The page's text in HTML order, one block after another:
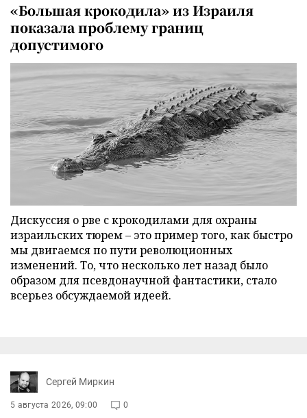
«Большая крокодила» из Израиля
показала проблему границ
допустимого
Дискуссия о рве с крокодилами для охраны
израильских тюрем – это пример того, как быстро
мы двигаемся по пути революционных
изменений. То, что несколько лет назад было
образом для псевдонаучной фантастики, стало
всерьез обсуждаемой идеей.
Сергей Миркин
5 августа 2026, 09:00 0